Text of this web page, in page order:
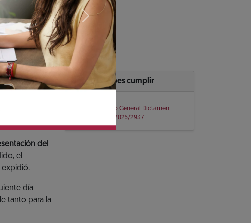
Next
para dar
para dictaminar el
de descuentos para
del
el
expidió.
día
tanto para la
Cuándo debes cumplir
Comunicado General Dictamen
INFONAVIT 2026/2937